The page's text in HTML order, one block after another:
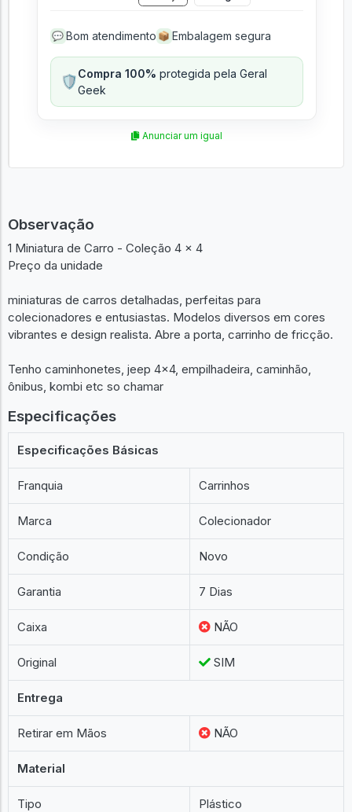
💬 Bom atendimento 📦 Embalagem segura
🛡️Compra 100% protegida pela Geral
Geek
Anunciar um igual
Observação
1 Miniatura de Carro - Coleção 4 x 4
Preço da unidade
miniaturas de carros detalhadas, perfeitas para
colecionadores e entusiastas. Modelos diversos em cores
vibrantes e design realista. Abre a porta, carrinho de fricção.
Tenho caminhonetes, jeep 4x4, empilhadeira, caminhão,
ônibus, kombi etc so chamar
Especificações
Especificações Básicas
Franquia Carrinhos
Marca Colecionador
Condição Novo
Garantia 7 Dias
Caixa NÃO
Original SIM
Entrega
Retirar em Mãos NÃO
Material
Tipo Plástico